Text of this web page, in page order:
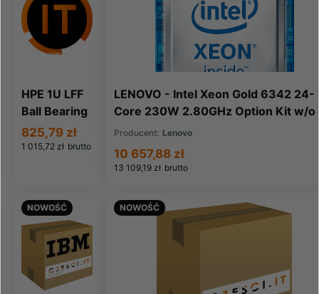
HPE 1U LFF
Ball Bearing
Rail Kit for
G8-G10
B21)
1 015,72 zł brutto
825,79 zł
LENOVO - Intel Xeon Gold 6342 24-
Core 230W 2.80GHz Option Kit w/o
Fan SN550 V2 (4XG7A63537)
Producent: Lenovo
13 109,19 zł brutto
10 657,88 zł
NOWOŚĆ NOWOŚĆ